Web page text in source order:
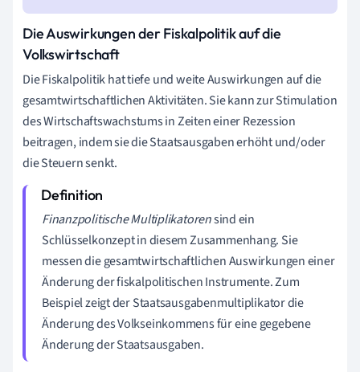
Die Auswirkungen der Fiskalpolitik auf die
Volkswirtschaft
Die Fiskalpolitik hat tiefe und weite Auswirkungen auf die
gesamtwirtschaftlichen Aktivitäten. Sie kann zur Stimulation
des Wirtschaftswachstums in Zeiten einer Rezession
beitragen, indem sie die Staatsausgaben erhöht und/oder
die Steuern senkt.
Finanzpolitische Multiplikatorensind ein
Schlüsselkonzept in diesem Zusammenhang. Sie
messen die gesamtwirtschaftlichen Auswirkungen einer
Änderung der fiskalpolitischen Instrumente. Zum
Beispiel zeigt der Staatsausgabenmultiplikator die
Änderung des Volkseinkommens für eine gegebene
Änderung der Staatsausgaben.